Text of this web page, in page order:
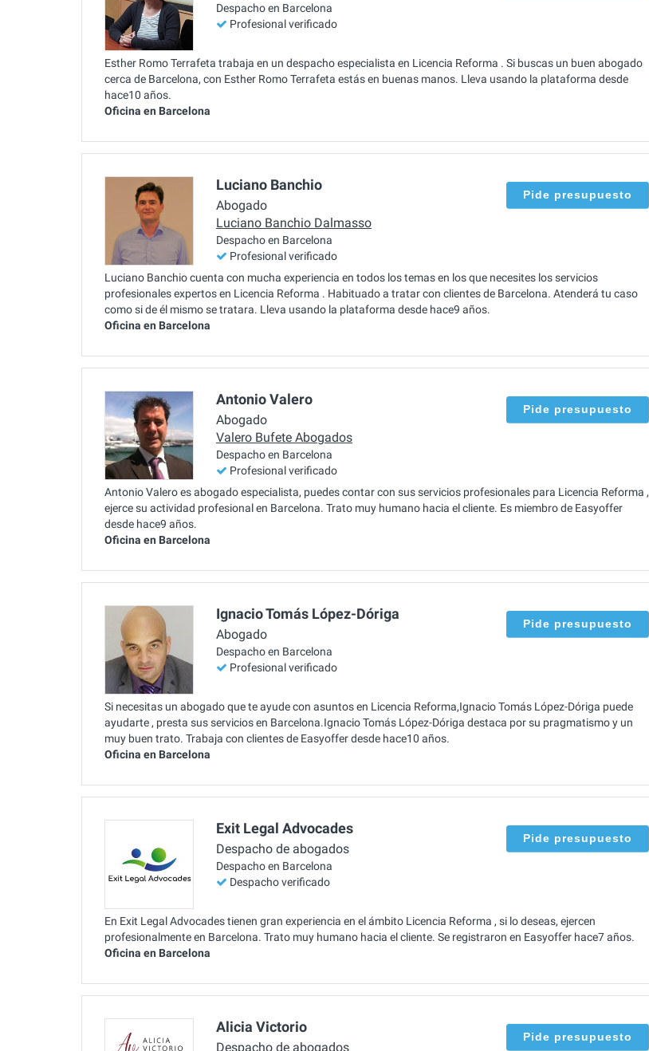
Despacho en Barcelona
Profesional verificado
Esther Romo Terrafeta trabaja en un despacho especialista en Licencia Reforma . Si buscas un buen abogado
cerca de Barcelona, con Esther Romo Terrafeta estás en buenas manos. Lleva usando la plataforma desde
hace10 años.
Oficina en Barcelona
Luciano Banchio
Abogado
Luciano Banchio Dalmasso
Despacho en Barcelona
Profesional verificado
Pide presupuesto
Luciano Banchio cuenta con mucha experiencia en todos los temas en los que necesites los servicios
profesionales expertos en Licencia Reforma . Habituado a tratar con clientes de Barcelona. Atenderá tu caso
como si de él mismo se tratara. Lleva usando la plataforma desde hace9 años.
Oficina en Barcelona
Antonio Valero
Abogado
Valero Bufete Abogados
Despacho en Barcelona
Profesional verificado
Pide presupuesto
Antonio Valero es abogado especialista, puedes contar con sus servicios profesionales para Licencia Reforma ,
ejerce su actividad profesional en Barcelona. Trato muy humano hacia el cliente. Es miembro de Easyoffer
desde hace9 años.
Oficina en Barcelona
Ignacio Tomás López-Dóriga
Abogado
Despacho en Barcelona
Profesional verificado
Pide presupuesto
Si necesitas un abogado que te ayude con asuntos en Licencia Reforma,Ignacio Tomás López-Dóriga puede
ayudarte , presta sus servicios en Barcelona.Ignacio Tomás López-Dóriga destaca por su pragmatismo y un
muy buen trato. Trabaja con clientes de Easyoffer desde hace10 años.
Oficina en Barcelona
Exit Legal Advocades
Despacho de abogados
Despacho en Barcelona
Despacho verificado
Pide presupuesto
En Exit Legal Advocades tienen gran experiencia en el ámbito Licencia Reforma , si lo deseas, ejercen
profesionalmente en Barcelona. Trato muy humano hacia el cliente. Se registraron en Easyoffer hace7 años.
Oficina en Barcelona
Alicia Victorio
Despacho de abogados
Pide presupuesto